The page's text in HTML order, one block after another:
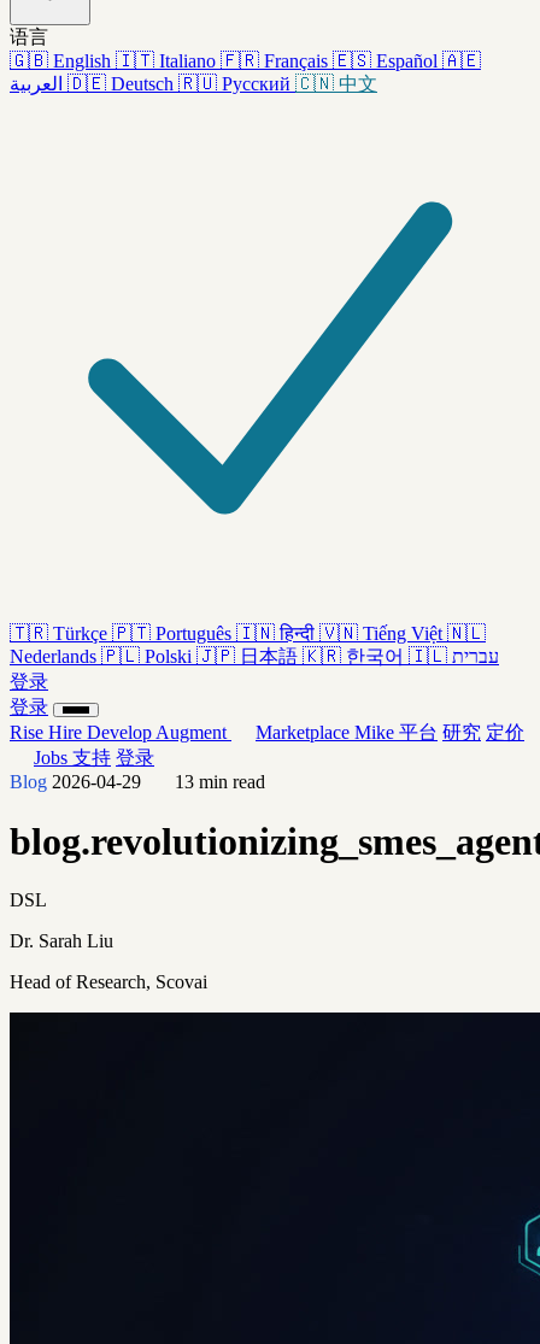
语言
🇬🇧 English 🇮🇹 Italiano 🇫🇷 Français 🇪🇸 Español 🇦🇪
العربية 🇩🇪 Deutsch 🇷🇺 Русский 🇨🇳 中文
🇹🇷 Türkçe 🇵🇹 Português 🇮🇳 हिन्दी 🇻🇳 Tiếng Việt 🇳🇱
Nederlands 🇵🇱 Polski 🇯🇵 日本語 🇰🇷 한국어 🇮🇱 עברית
登录
登录
Rise Hire Develop Augment Marketplace Mike 平台 研究 定价
Jobs 支持 登录
Blog 2026-04-29 13 min read
DSL
Dr. Sarah Liu
Head of Research, Scovai